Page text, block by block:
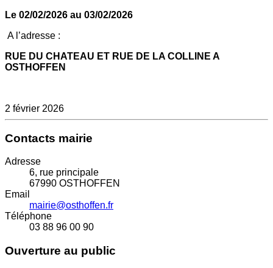
Le 02/02/2026 au 03/02/2026
A l’adresse :
RUE DU CHATEAU ET RUE DE LA COLLINE A
OSTHOFFEN
2 février 2026
Contacts mairie
Adresse
6, rue principale
67990 OSTHOFFEN
Email
mairie@osthoffen.fr
Téléphone
03 88 96 00 90
Ouverture au public